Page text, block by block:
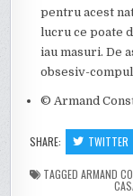
pentru acest
lucru ce poate
iau masuri. De
obsesiv-
© Armand
SHARE: TWITTER
TAGGED ARMAND